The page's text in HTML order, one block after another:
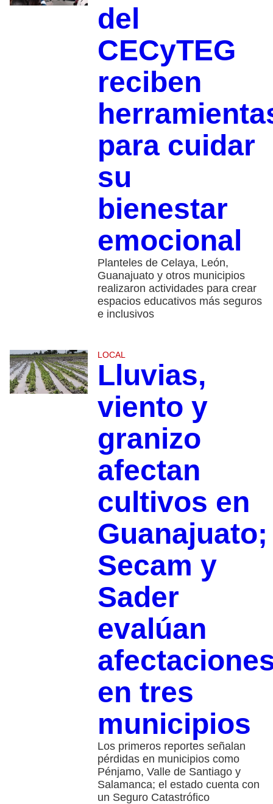
del
CECyTEG
reciben
para cuidar
su
bienestar
emocional
Planteles de Celaya, León,
Guanajuato y otros municipios
realizaron actividades para crear
espacios educativos más seguros
e inclusivos
LOCAL
Lluvias,
viento y
granizo
afectan
cultivos en
Guanajuato;
Secam y
Sader
evalúan
en tres
municipios
Los primeros reportes señalan
pérdidas en municipios como
Pénjamo, Valle de Santiago y
Salamanca; el estado cuenta con
un Seguro Catastrófico